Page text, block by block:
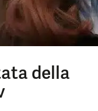
della